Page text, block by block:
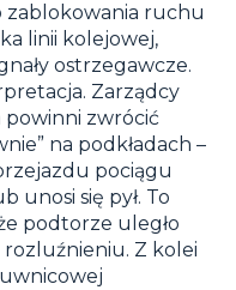
zablokowania ruchu
linii kolejowej,
ostrzegawcze.
Zarządcy
zwrócić
na podkładach –
pociągu
unosi się pył. To
podtorze uległo
Z kolei